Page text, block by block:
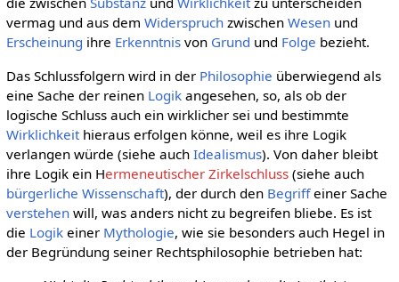
vermag und aus dem Widerspruchzwischen Wesenund
Erscheinung ihre Erkenntnisvon Grund und Folge bezieht.
Das Schlussfolgern wird in der Philosophie überwiegend als
eine Sache der reinen Logikangesehen, so, als ob der
logische Schluss auch ein wirklicher sei und bestimmte
Wirklichkeithieraus erfolgen könne, weil es ihre Logik
verlangen würde (siehe auch Idealismus). Von daher bleibt
ihre Logik ein Hermeneutischer Zirkelschluss(siehe auch
bürgerliche Wissenschaft), der durch den Begriffeiner Sache
verstehenwill, was anders nicht zu begreifen bliebe. Es ist
die Logikeiner Mythologie, wie sie besonders auch Hegel in
der Begründung seiner Rechtsphilosophie betrieben hat: